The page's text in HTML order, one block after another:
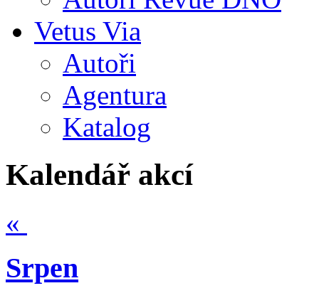
Vetus Via
Autoři
Agentura
Katalog
Kalendář akcí
«
Srpen